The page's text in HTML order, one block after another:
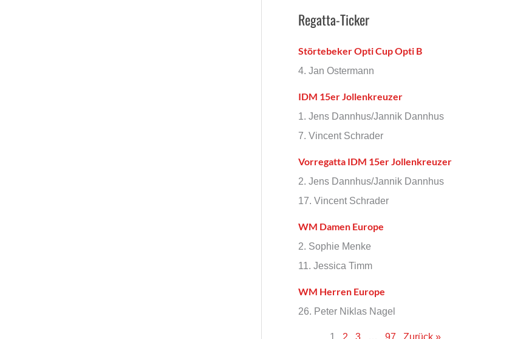
Regatta-Ticker
Störtebeker Opti Cup Opti B
4. Jan Ostermann
IDM 15er Jollenkreuzer
1. Jens Dannhus/Jannik Dannhus
7. Vincent Schrader
Vorregatta IDM 15er Jollenkreuzer
2. Jens Dannhus/Jannik Dannhus
17. Vincent Schrader
WM Damen Europe
2. Sophie Menke
11. Jessica Timm
WM Herren Europe
26. Peter Niklas Nagel
1 2 3 … 97 Zurück »